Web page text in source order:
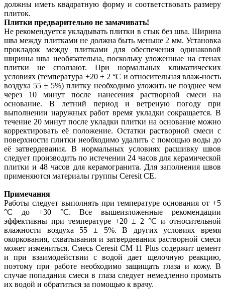
должны иметь квадратную форму и соответствовать размеру
плиток.
Плитки предварительно не замачивать!
Не рекомендуется укладывать плитки в стык без шва. Ширина
шва между плитками не должна быть меньше 2 мм. Установка
прокладок между плитками для обеспечения одинаковой
ширины шва необязательна, поскольку уложенные на стенах
плитки не сползают. При нормальных климатических
условиях (температура +20 ± 2 °C и относительная влаж-ность
воздуха 55 ± 5%) плитку необходимо уложить не позднее чем
через 10 минут после нанесения растворной смеси на
основание. В летний период и ветреную погоду при
выполнении наружных работ время укладки сокращается. В
течение 20 минут после укладки плитки на основание можно
корректировать её положение. Остатки растворной смеси с
поверхности плитки необходимо удалить с помощью воды до
её затвердевания. В нормальных условиях расшивку швов
следует производить по истечении 24 часов для керамической
плитки и 48 часов для керамогранита. Для заполнения швов
применяются материалы группы Ceresit СЕ.
Примечания
Работы следует выполнять при температуре основания от +5
°C до +30 °C. Все вышеизложенные рекомендации
эффективны при температуре +20 ± 2 °C и относительной
влажности воздуха 55 ± 5%. В других условиях время
окоркования, схватывания и затвердевания растворной смеси
может измениться. Смесь Ceresit СМ 11 Plus содержит цемент
и при взаимодействии с водой дает щелочную реакцию,
поэтому при работе необходимо защищать глаза и кожу. В
случае попадания смеси в глаза следует немедленно промыть
их водой и обратиться за помощью к врачу.